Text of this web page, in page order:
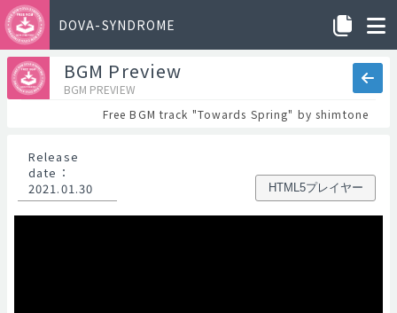
DOVA-SYNDROME
BGM Preview
BGM PREVIEW
Free BGM track "Towards Spring" by shimtone
Release
date ：
2021.01.30
HTML5プレイヤー